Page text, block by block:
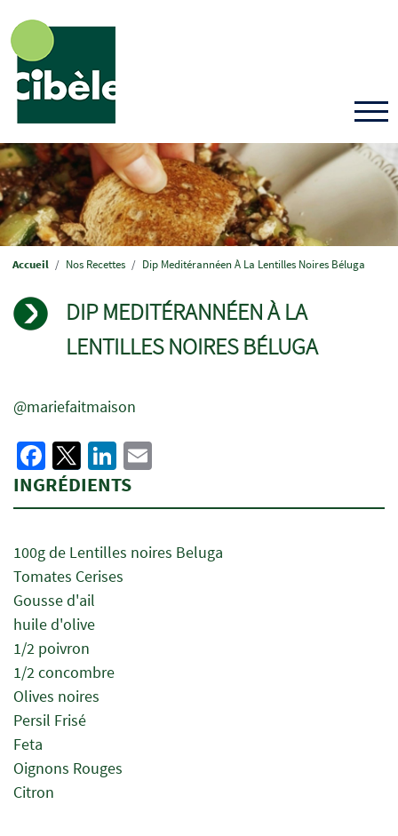
au
contenu
principal
Accueil Nos Recettes Dip Meditérannéen À La Lentilles Noires Béluga
DIP MEDITÉRANNÉEN À LA
LENTILLES NOIRES BÉLUGA
@mariefaitmaison
Facebook
TwitterLinkedIn
INGRÉDIENTS
100g de Lentilles noires Beluga
Tomates Cerises
Gousse d'ail
huile d'olive
1/2 poivron
1/2 concombre
Olives noires
Persil Frisé
Feta
Oignons Rouges
Citron